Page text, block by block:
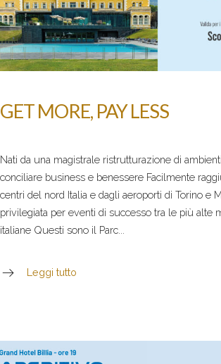
GET MORE, PAY LESS
Nati da una magistrale ristrutturazione di
conciliare business e benessere Facilmente
centri del nord Italia e dagli aeroporti di Torino e
privilegiata per eventi di successo tra le più alte
italiane Questi sono il Parc...
Leggi tutto